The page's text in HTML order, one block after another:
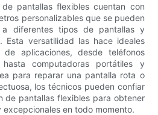
pantallas flexibles cuentan con
personalizables que se pueden
diferentes tipos de pantallas y
Esta versatilidad las hace ideales
aplicaciones, desde teléfonos
computadoras portátiles y
para reparar una pantalla rota o
los técnicos pueden confiar
de pantallas flexibles para obtener
en todo momento.